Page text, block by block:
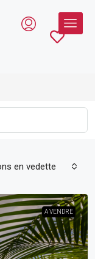
en vedette
A VENDRE